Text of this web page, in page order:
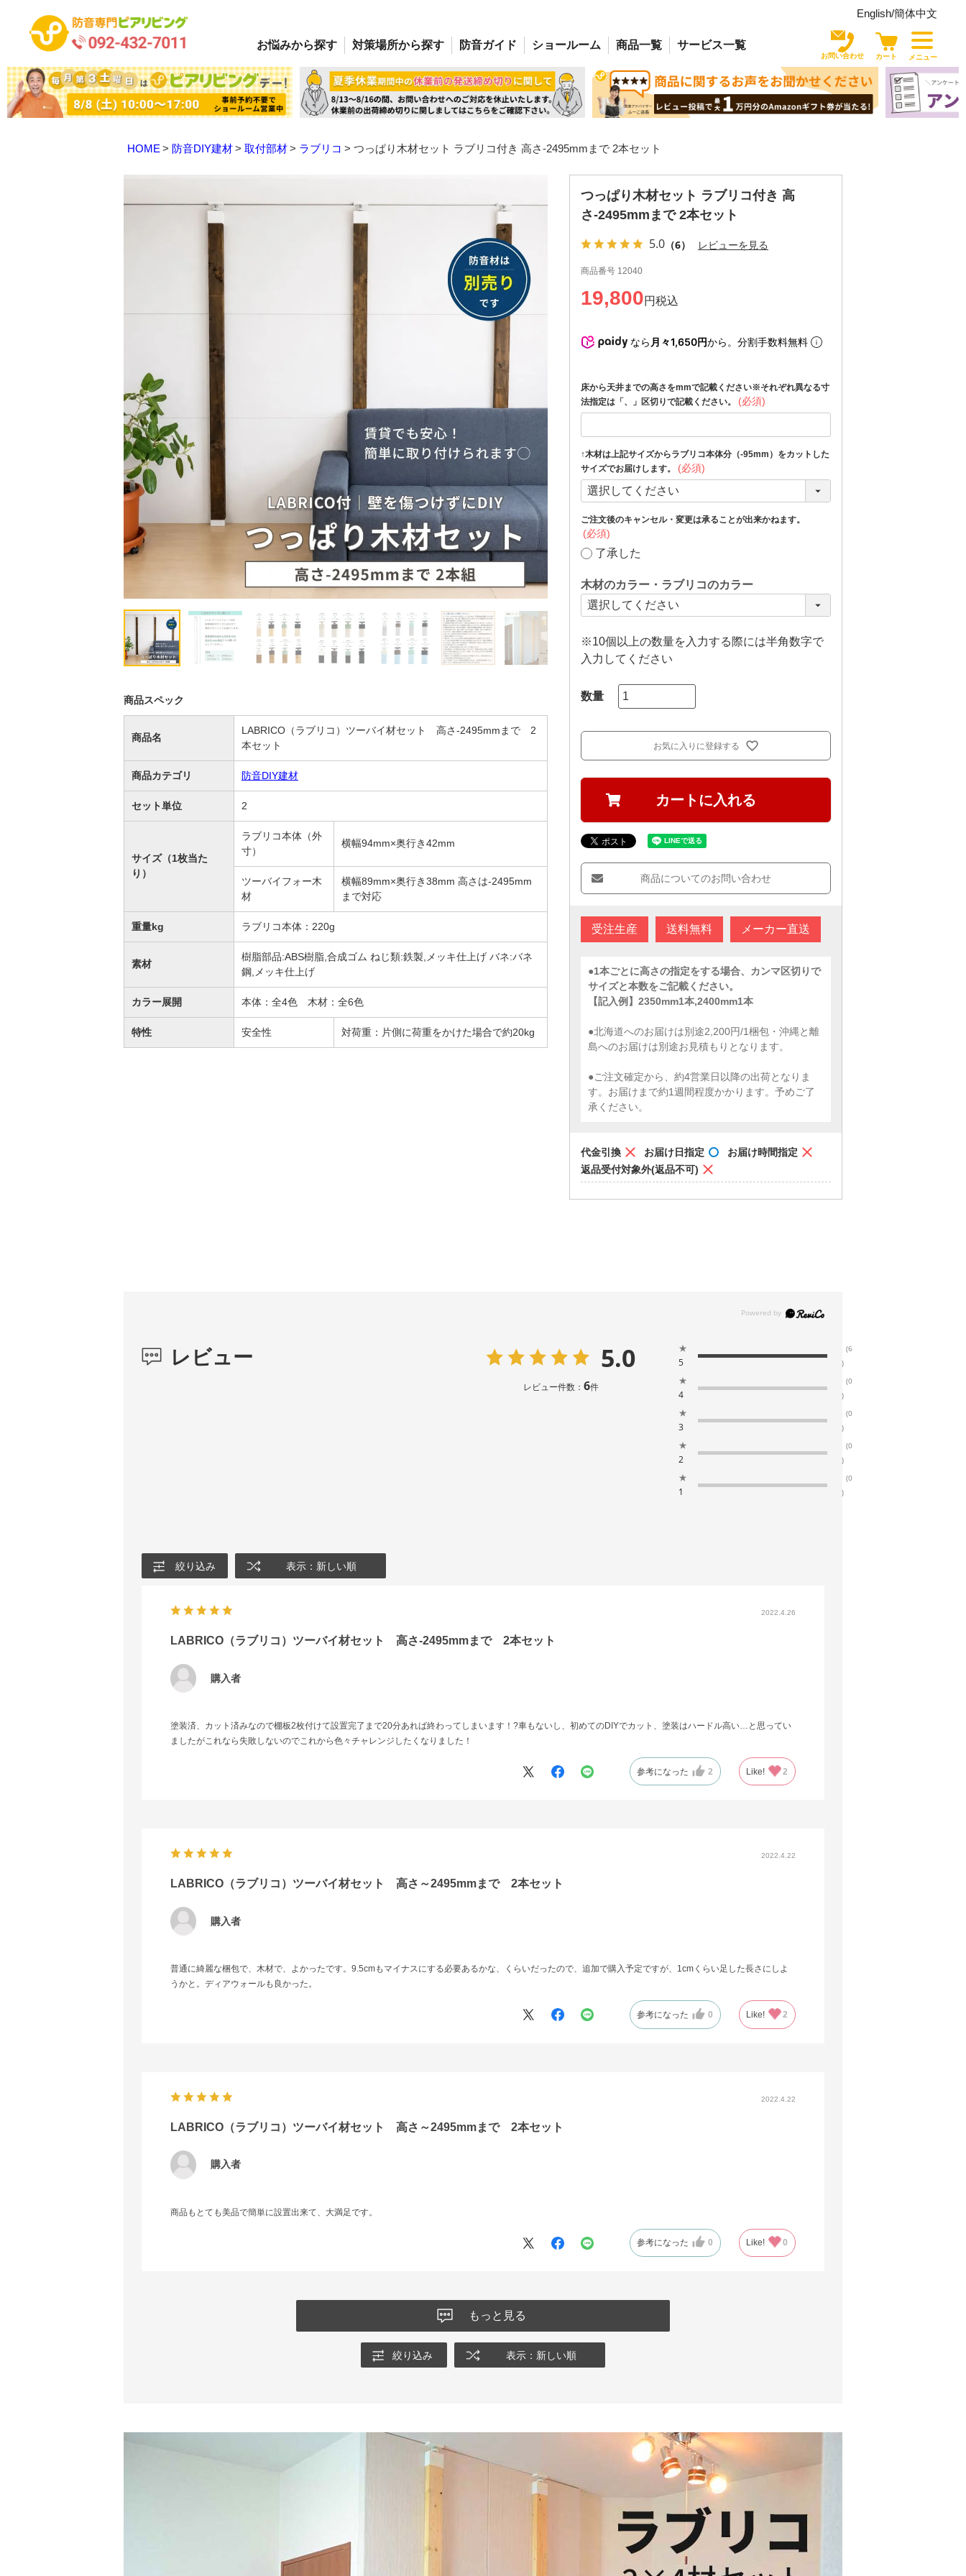
English/簡体中文
お悩みから探す 対策場所から探す 防音ガイド ショールーム 商品一覧 サービス一覧
お問い合わせ カート メニュー
HOME 防音DIY建材 取付部材 ラブリコ つっぱり木材セット ラブリコ付き 高さ-2495mmまで 2本セット
商品スペック
商品名
LABRICO（ラブリコ）ツーバイ材セット 高さ-2495mmまで 2
本セット
商品カテゴリ 防音DIY建材
セット単位 2
サイズ（1枚当た
り）
ラブリコ本体（外
寸）
横幅94mm×奥行き42mm
ツーバイフォー木
材
横幅89mm×奥行き38mm 高さは-2495mm
まで対応
重量kg ラブリコ本体：220g
素材
樹脂部品:ABS樹脂,合成ゴム ねじ類:鉄製,メッキ仕上げ バネ:バネ
鋼,メッキ仕上げ
カラー展開 本体：全4色 木材：全6色
特性 安全性 対荷重：片側に荷重をかけた場合で約20kg
つっぱり木材セット ラブリコ付き 高
さ-2495mmまで 2本セット
5.0 （6） レビューを見る
商品番号 12040
19,800 税込
なら 月々1,650円から。分割手数料無料
床から天井までの高さをmmで記載ください※それぞれ異なる寸
法指定は「、」区切りで記載ください。
(必須)
↑木材は上記サイズからラブリコ本体分（-95mm）をカットした
サイズでお届けします。
(必須)
ご注文後のキャンセル・変更は承ることが出来かねます。
(必須)
了承した
木材のカラー・ラブリコのカラー
※10個以上の数量を入力する際には半角数字で
入力してください
お気に入りに登録する
カートに入れる
商品についてのお問い合わせ
受注生産 送料無料 メーカー直送
●1本ごとに高さの指定をする場合、カンマ区切りで
サイズと本数をご記載ください。
【記入例】2350mm1本,2400mm1本
●北海道へのお届けは別途2,200円/1梱包・沖縄と離
島へのお届けは別途お見積もりとなります。
●ご注文確定から、約4営業日以降の出荷となりま
す。お届けまで約1週間程度かかります。予めご了
承ください。
代金引換 お届け日指定
お届け時間指定
返品受付対象外(返品不可)
レビュー 5.0
レビュー件数： 6件
★
5
(6
)
★
4
(0
)
★
3
(0
)
★
2
(0
)
★
1
(0
)
絞り込み 表示：新しい順
2022.4.26
LABRICO（ラブリコ）ツーバイ材セット 高さ-2495mmまで 2本セット
購入者
塗装済、カット済みなので棚板2枚付けて設置完了まで20分あれば終わってしまいます！?車もないし、初めてのDIYでカット、塗装はハードル高い…と思ってい
ましたがこれなら失敗しないのでこれから色々チャレンジしたくなりました！
参考になった 2 Like! 2
2022.4.22
LABRICO（ラブリコ）ツーバイ材セット 高さ～2495mmまで 2本セット
購入者
普通に綺麗な梱包で、木材で、よかったです。9.5cmもマイナスにする必要あるかな、くらいだったので、追加で購入予定ですが、1cmくらい足した長さにしよ
うかと。ディアウォールも良かった。
参考になった 0 Like! 2
2022.4.22
LABRICO（ラブリコ）ツーバイ材セット 高さ～2495mmまで 2本セット
購入者
商品もとても美品で簡単に設置出来て、大満足です。
参考になった 0 Like! 0
もっと見る
絞り込み 表示：新しい順